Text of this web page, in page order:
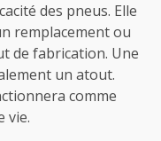
des pneus. Elle
remplacement ou
de fabrication. Une
un atout.
comme
vie.